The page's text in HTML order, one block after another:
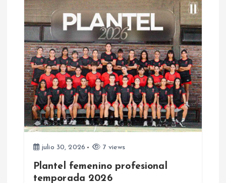
a
c
ó
n
d
julio 30, 2026 7 views
Plantel femenino profesional
temporada 2026